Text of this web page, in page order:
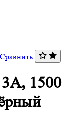
Сравнить
1500